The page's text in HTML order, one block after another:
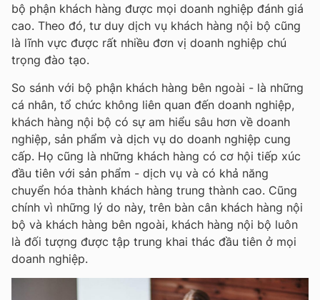
bộ phận khách hàng được mọi doanh nghiệp đánh giá
cao. Theo đó, tư duy dịch vụ khách hàng nội bộ cũng
là lĩnh vực được rất nhiều đơn vị doanh nghiệp chú
trọng đào tạo.
So sánh với bộ phận khách hàng bên ngoài - là những
cá nhân, tổ chức không liên quan đến doanh nghiệp,
khách hàng nội bộ có sự am hiểu sâu hơn về doanh
nghiệp, sản phẩm và dịch vụ do doanh nghiệp cung
cấp. Họ cũng là những khách hàng có cơ hội tiếp xúc
đầu tiên với sản phẩm - dịch vụ và có khả năng
chuyển hóa thành khách hàng trung thành cao. Cũng
chính vì những lý do này, trên bàn cân khách hàng nội
bộ và khách hàng bên ngoài, khách hàng nội bộ luôn
là đối tượng được tập trung khai thác đầu tiên ở mọi
doanh nghiệp.